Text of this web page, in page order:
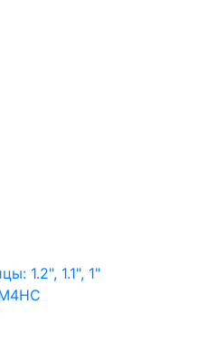
1.2", 1.1", 1"